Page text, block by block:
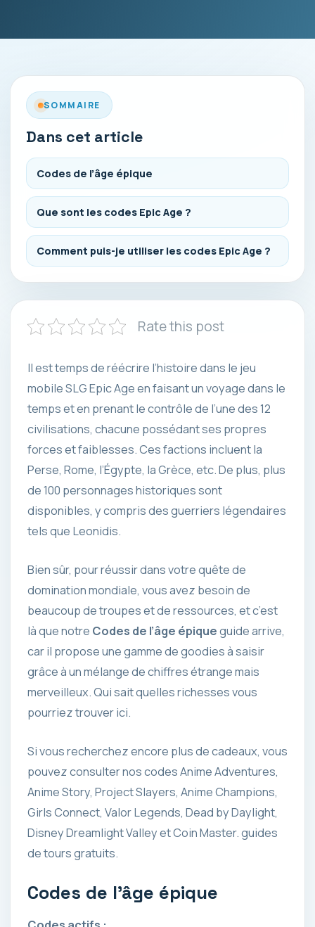
SOMMAIRE
Dans cet article
Codes de l’âge épique
Que sont les codes Epic Age ?
Comment puis-je utiliser les codes Epic Age ?
Rate this post
Il est temps de réécrire l’histoire dans le jeu
mobile SLG Epic Age en faisant un voyage dans le
temps et en prenant le contrôle de l’une des 12
civilisations, chacune possédant ses propres
forces et faiblesses. Ces factions incluent la
Perse, Rome, l’Égypte, la Grèce, etc. De plus, plus
de 100 personnages historiques sont
disponibles, y compris des guerriers légendaires
tels que Leonidis.
Bien sûr, pour réussir dans votre quête de
domination mondiale, vous avez besoin de
beaucoup de troupes et de ressources, et c’est
là que notre Codes de l’âge épiqueguide arrive,
car il propose une gamme de goodies à saisir
grâce à un mélange de chiffres étrange mais
merveilleux. Qui sait quelles richesses vous
pourriez trouver ici.
Si vous recherchez encore plus de cadeaux, vous
pouvez consulter nos codes Anime Adventures,
Anime Story, Project Slayers, Anime Champions,
Girls Connect, Valor Legends, Dead by Daylight,
Disney Dreamlight Valley et Coin Master. guides
de tours gratuits.
Codes de l’âge épique